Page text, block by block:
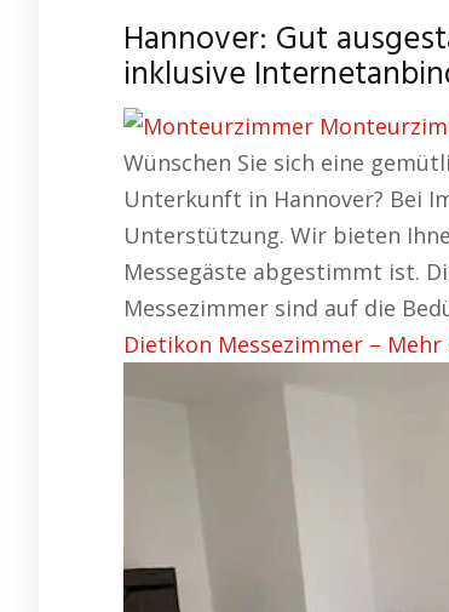
Hannover: Gut
inklusive
Wünschen Sie sich eine
Unterkunft in Hannover? Bei
Unterstützung. Wir bieten
Messegäste abgestimmt ist.
Messezimmer sind auf die
Dietikon Messezimmer – Mehr